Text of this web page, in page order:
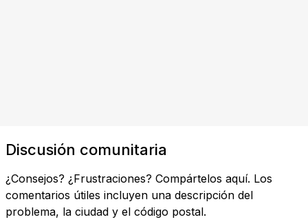
Discusión comunitaria
¿Consejos? ¿Frustraciones? Compártelos aquí. Los
comentarios útiles incluyen una descripción del
problema, la ciudad y el código postal.